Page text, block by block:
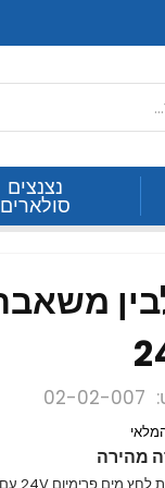
נצנצים
סולארים
02-02-007
מהירה